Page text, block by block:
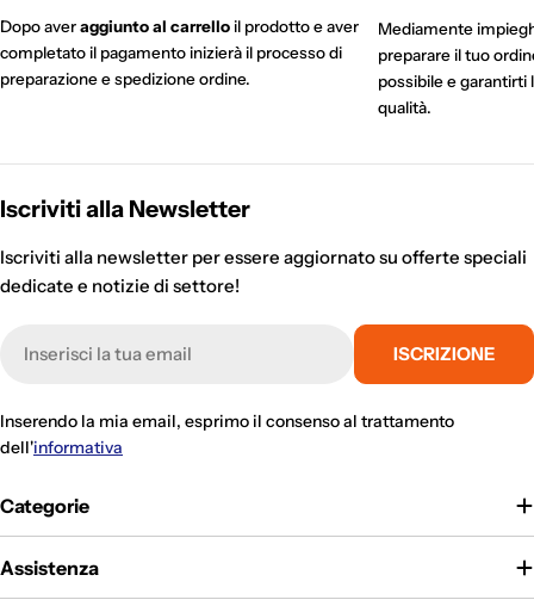
Dopo averaggiunto al carrello il prodotto e aver
completato il pagamento inizierà il processo di
preparazione e spedizione ordine.
Mediamente
preparare il tuo
possibile e garantirti
qualità.
Categorie
Assistenza
Iscriviti alla Newsletter
Iscriviti alla newsletter per essere aggiornato su offerte speciali
dedicate e notizie di settore!
mail
ISCRIZIONE
Inserendo la mia email, esprimo il consenso al trattamento
dell'informativa